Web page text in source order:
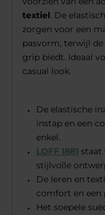
textiel. De
zorgen voor een
pasvorm, terwijl
grip biedt. Ideaal
casual look.
De elastische
instap en een
enkel.
LOFF 1881 staat
stijlvolle
De leren en
comfort en
Het soepele